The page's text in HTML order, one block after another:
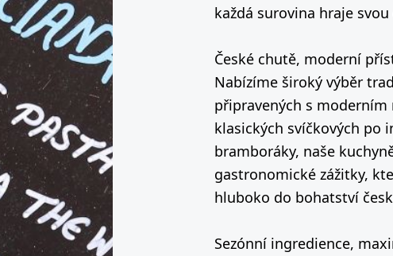
každá surovina hraje
České chutě, moderní
Nabízíme široký výběr
připravených s moderním
klasických svíčkových po
bramboráky, naše
gastronomické zážitky,
hluboko do bohatství
Sezónní ingredience,